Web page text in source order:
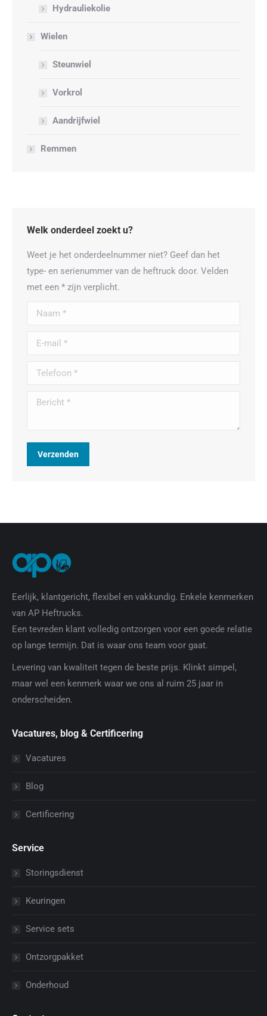
Hydrauliekolie
Wielen
Steunwiel
Vorkrol
Aandrijfwiel
Remmen
Welk onderdeel zoekt u?
Weet je het onderdeelnummer niet? Geef dan het
type- en serienummer van de heftruck door. Velden
met een * zijn verplicht.
Naam *
E-mail *
Telefoon *
Bericht *
Verzenden
Eerlijk, klantgericht, flexibel en vakkundig. Enkele kenmerken
van AP Heftrucks.
Een tevreden klant volledig ontzorgen voor een goede relatie
op lange termijn. Dat is waar ons team voor gaat.
Levering van kwaliteit tegen de beste prijs. Klinkt simpel,
maar wel een kenmerk waar we ons al ruim 25 jaar in
onderscheiden.
Vacatures, blog & Certificering
Vacatures
Blog
Certificering
Service
Storingsdienst
Keuringen
Service sets
Ontzorgpakket
Onderhoud